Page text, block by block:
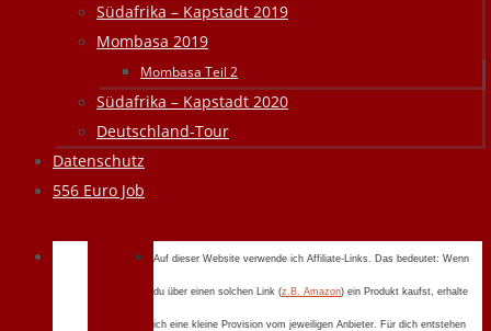
Südafrika – Kapstadt 2019
Mombasa 2019
Mombasa Teil 2
Südafrika – Kapstadt 2020
Deutschland-Tour
Datenschutz
556 Euro Job
Auf dieser Website verwende ich Affiliate-Links. Das bedeutet: Wenn
du über einen solchen Link (z.B. Amazon) ein Produkt kaufst, erhalte
ich eine kleine Provision vom jeweiligen Anbieter. Für dich entstehen